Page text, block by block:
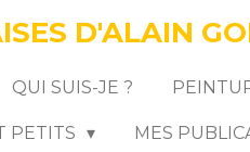
D'ALAIN
QUI SUIS-JE ?
PETITS MES